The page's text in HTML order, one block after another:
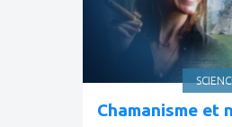
Chamanisme et